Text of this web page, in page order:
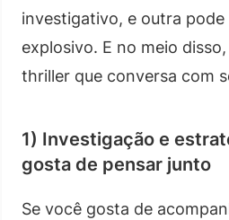
investigativo, e outra pode
explosivo. E no meio
thriller que conversa com
1) Investigação e
gosta de pensar junto
Se você gosta de